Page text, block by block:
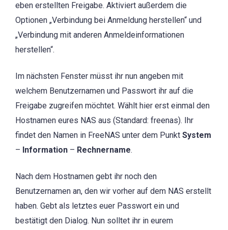
eben erstellten Freigabe. Aktiviert außerdem die
Optionen „Verbindung bei Anmeldung herstellen“ und
„Verbindung mit anderen Anmeldeinformationen
herstellen“.
Im nächsten Fenster müsst ihr nun angeben mit
welchem Benutzernamen und Passwort ihr auf die
Freigabe zugreifen möchtet. Wählt hier erst einmal den
Hostnamen eures NAS aus (Standard: freenas). Ihr
findet den Namen in FreeNAS unter dem Punkt System
– Information – Rechnername.
Nach dem Hostnamen gebt ihr noch den
Benutzernamen an, den wir vorher auf dem NAS erstellt
haben. Gebt als letztes euer Passwort ein und
bestätigt den Dialog. Nun solltet ihr in eurem